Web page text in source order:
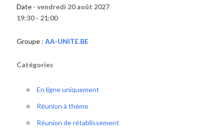
Date - vendredi 20 août 2027
19:30 - 21:00
Groupe : AA-UNITE.BE
Catégories
En ligne uniquement
Réunion à thème
Réunion de rétablissement